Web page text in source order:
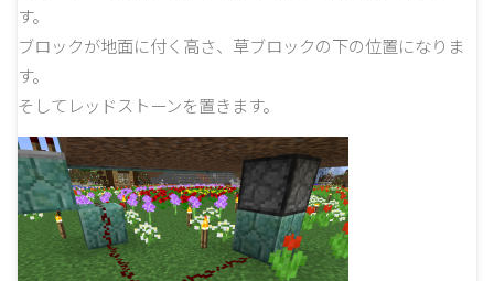
す。
ブロックが地面に付く高さ、草ブロックの下の位置になりま
す。
そしてレッドストーンを置きます。